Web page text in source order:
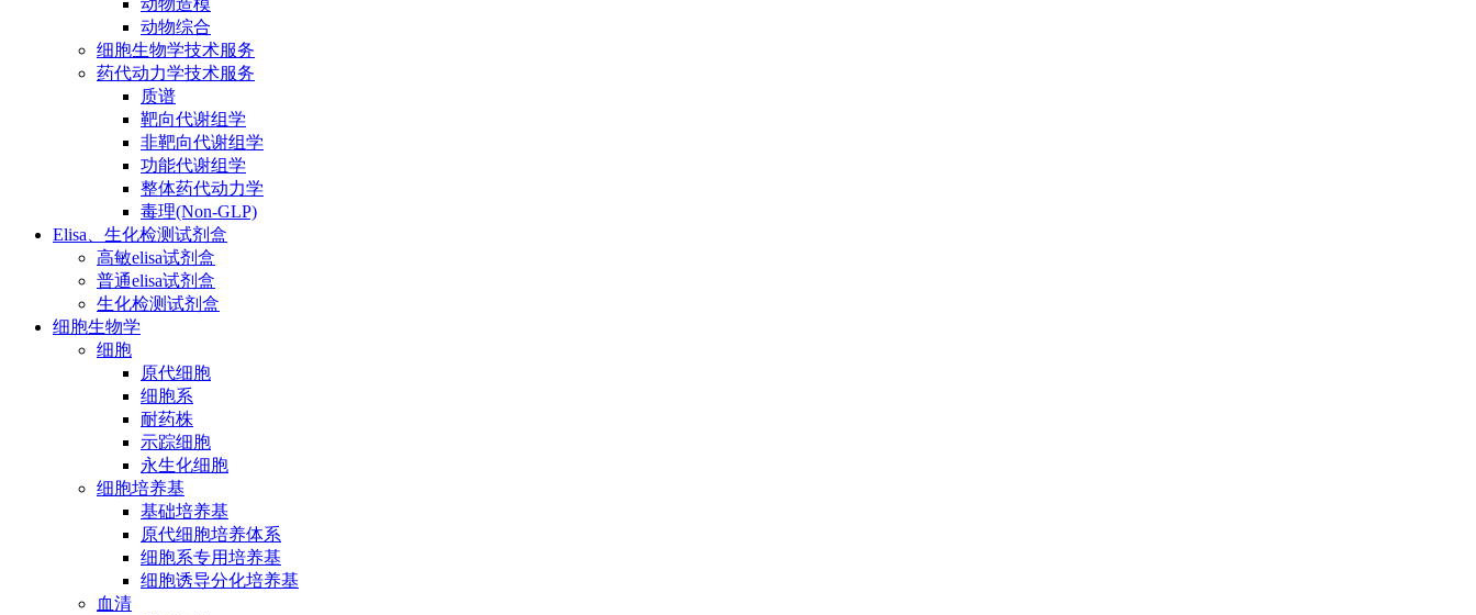
动物综合
细胞生物学技术服务
药代动力学技术服务
质谱
靶向代谢组学
非靶向代谢组学
功能代谢组学
整体药代动力学
毒理(Non-GLP)
Elisa、生化检测试剂盒
高敏elisa试剂盒
普通elisa试剂盒
生化检测试剂盒
细胞生物学
细胞
原代细胞
细胞系
耐药株
示踪细胞
永生化细胞
细胞培养基
基础培养基
原代细胞培养体系
细胞系专用培养基
细胞诱导分化培养基
血清